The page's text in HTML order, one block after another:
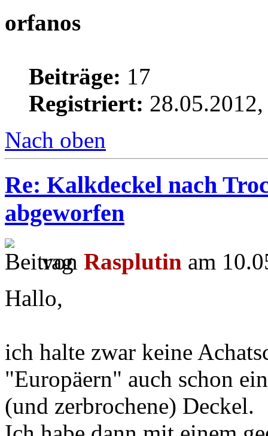
orfanos
Beiträge: 17
Registriert:
Nach oben
Re: Kalkdeckel nach
abgeworfen
von Rasplutin am
Hallo,
ich halte zwar keine
"Europäern" auch schon
(und zerbrochene) Deckel.